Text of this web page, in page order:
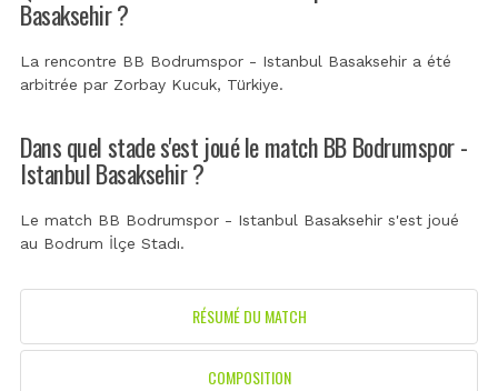
Basaksehir ?
La rencontre BB Bodrumspor - Istanbul Basaksehir a été
arbitrée par Zorbay Kucuk, Türkiye.
Dans quel stade s'est joué le match BB Bodrumspor -
Istanbul Basaksehir ?
Le match BB Bodrumspor - Istanbul Basaksehir s'est joué
au Bodrum İlçe Stadı.
RÉSUMÉ DU MATCH
COMPOSITION